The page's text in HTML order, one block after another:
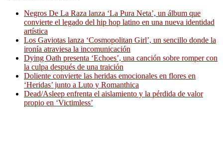
Negros De La Raza lanza ‘La Pura Neta’, un álbum que
convierte el legado del hip hop latino en una nueva identidad
artística
Los Gaviotas lanza ‘Cosmopolitan Girl’, un sencillo donde la
ironía atraviesa la incomunicación
Dying Oath presenta ‘Echoes’, una canción sobre romper con
la culpa después de una traición
Doliente convierte las heridas emocionales en flores en
‘Heridas’ junto a Luto y Romanthica
Dead/Asleep enfrenta el aislamiento y la pérdida de valor
propio en ‘Victimless’